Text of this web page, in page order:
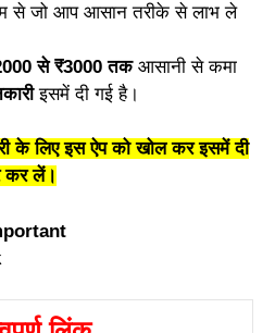
से जो आप आसान तरीके से लाभ ले
से ₹3000 तकआसानी से कमा
इसमें दी गई है।
के लिए इस ऐप को खोल कर इसमें दी
कर लें।